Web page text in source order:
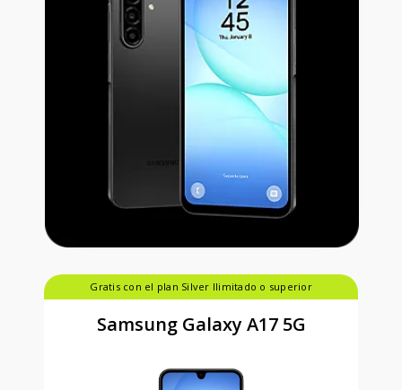
Gratis con el plan Silver Ilimitado o superior
Samsung Galaxy A17 5G